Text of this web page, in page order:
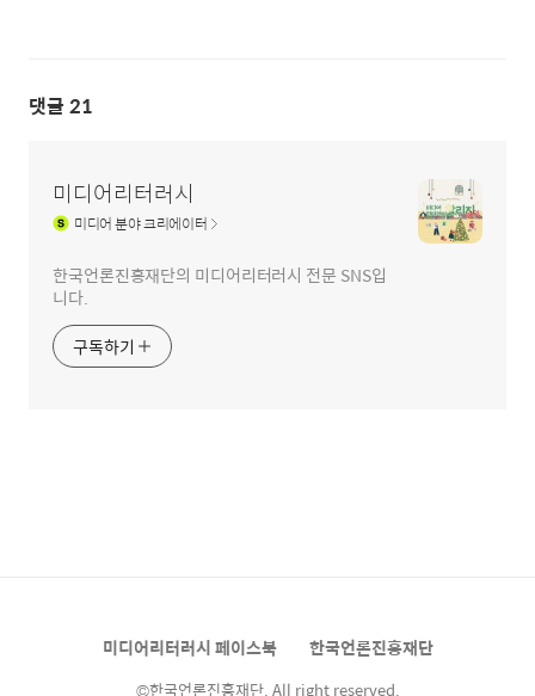
댓글 21
미디어리터러시
미디어분야 크리에이터
한국언론진흥재단의 미디어리터러시 전문 SNS입
니다.
구독하기
미디어리터러시 페이스북 한국언론진흥재단
©한국언론진흥재단. All right reserved.